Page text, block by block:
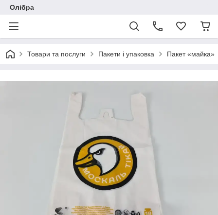
Олібра
Товари та послуги Пакети і упаковка Пакет «майка»